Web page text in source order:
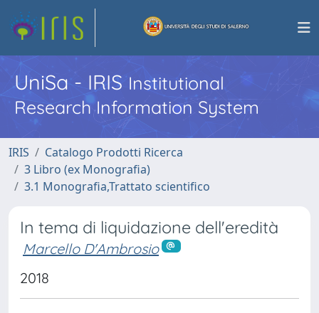
UniSa - IRISInstitutional
Research Information System
IRIS
Catalogo Prodotti Ricerca
3 Libro (ex Monografia)
3.1 Monografia,Trattato scientifico
In tema di liquidazione dell'eredità
Marcello D'Ambrosio
2018